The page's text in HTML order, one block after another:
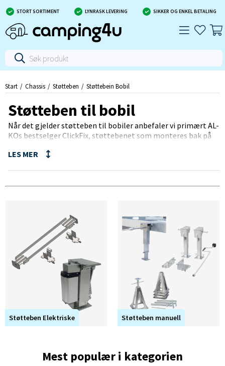
STORT SORTIMENT LYNRASK LEVERING SIKKER OG ENKEL BETALING
Start Chassis Støtteben Støttebein Bobil
Støtteben til bobil
Når det gjelder støtteben til bobiler anbefaler vi primært AL-
KOs bestselger ClickFix, støttebenet som monteres bak på
originale rammer med AL-KO rammeforlengelse. Skulle
Støttebena skal ikke brukes som jekk for å løfte bobilen, men
Støtteben Elektriske Støtteben manuell
Mest populær i kategorien